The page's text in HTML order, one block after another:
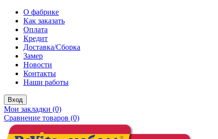
О фабрике
Как заказать
Оплата
Кредит
Доставка/Сборка
Замер
Новости
Контакты
Наши работы
Вход
Мои закладки (0)
Сравнение товаров (0)